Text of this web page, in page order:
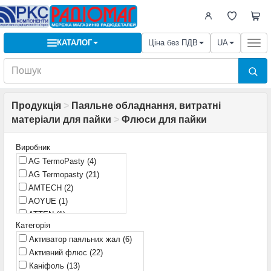
КАТАЛОГ Ціна без ПДВ UA
Продукція > Паяльне обладнання, витратні
матеріали для пайки > Флюси для пайки
Виробник
AG TermoPasty (4)
AG Termopasty (21)
AMTECH (2)
AOYUE (1)
ATTEN(1)
Amtech
Baku(5)
CHIPSOLDER FLUX
CYNEL(1)
Категорія
Активатор паяльних жал (6)
Активний флюс (22)
Каніфоль (13)